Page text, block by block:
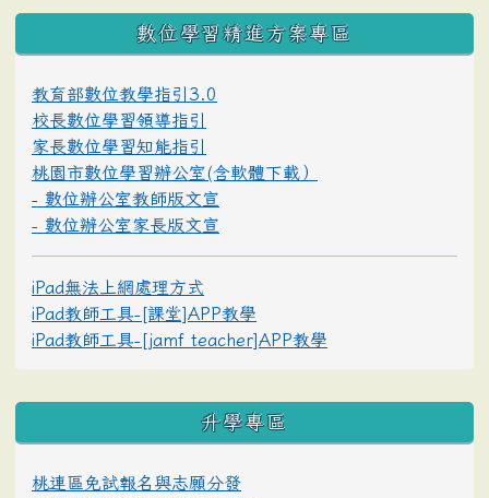
數位學習精進方案專區
教育部數位教學指引3.0
校長數位學習領導指引
家長數位學習知能指引
桃園市數位學習辦公室(含軟體下載）
- 數位辦公室教師版文宣
- 數位辦公室家長版文宣
iPad無法上網處理方式
iPad教師工具-[課堂]APP教學
iPad教師工具-[jamf teacher]APP教學
升學專區
桃連區免試報名與志願分發